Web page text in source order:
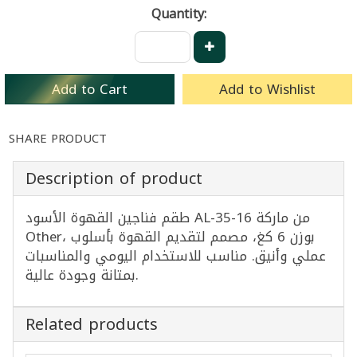
Quantity:
Add to Cart Add to Wishlist
SHARE PRODUCT
Description of product
طقم فناجين القهوة الأسود AL-35-16 من ماركة
Other، بوزن 6 كغ، مصمم لتقديم القهوة بأسلوب
عملي وأنيق. مناسب للاستخدام اليومي والمناسبات
بمتانة وجودة عالية.
Related products